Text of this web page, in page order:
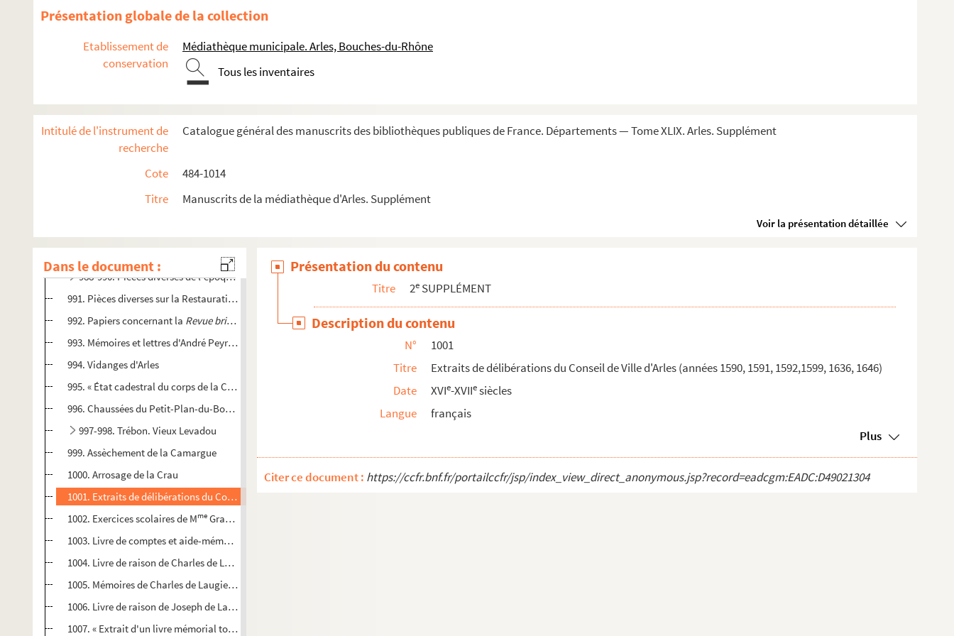
Présentation globale de la collection
Etablissement de
conservation
Médiathèque municipale. Arles, Bouches-du-Rhône
Tous les inventaires
Intitulé de l'instrument de
recherche
Catalogue général des manuscrits des bibliothèques publiques de France. Départements — Tome XLIX. Arles. Supplément
Cote
484-1014
Titre
Manuscrits de la médiathèque d'Arles. Supplément
Voir la présentation détaillée
Dans le document :
975. Inventaire des biens de messire Henri de Biord, chevalier, seigneur comte d'Ornezon, citoyen d'Arles...
977. Registre des pensions de l'hôpital d'Arles. Revenus des biens, immeu bles et cense des grains (1782-...
978. Généalogie des Manville
981. Histoire de l'église d'Arles (IV
982. « Congrégation des hommes de la seconde division », fondée par le Supérieur des Missions de France (...
986-987. Documents concernant le chapitre et la fabrique de Saint-Trophime
988-990. Pièces diverses de l'époque révolutionnaire, à Arles
991. Pièces diverses sur la Restauration à Arles
992. Papiers concernant la Revue britannique
(1838-1839)
993. Mémoires et lettres d'André Peyrusse, secrétaire particulier des généraux en chef Kléber et Menou et...
994. Vidanges d'Arles
995. « État cadestral du corps de la Corrège, de Camargue major, fait en 1778 »
996. Chaussées du Petit-Plan-du-Bourg (1804-1811)
997-998. Trébon. Vieux Levadou
999. Assèchement de la Camargue
1000. Arrosage de la Crau
1001. Extraits de délibérations du Conseil de Ville d'Arles (années 1590, 1591, 1592,1599, 1636, 1646)
1002. Exercices scolaires de Mme Grange, fille du peintre Réattu. Cahiers de poésies, littérature, histoir...
1003. Livre de comptes et aide-mémoire du marquis de Lagoy (1741-1758)
1004. Livre de raison de Charles de Laugier, seigneur de Montblanc (1557-1577)
1005. Mémoires de Charles de Laugier, seigneur de Montblanc (1695-1731)
1006. Livre de raison de Joseph de Laugier, fils de Charles de Laugier (1710-1775)
1007. « Extrait d'un livre mémorial tout usé de feu noble Pierre de Mandon, mon père, par moy, Trophime de...
Présentation du contenu
Titre 2e SUPPLÉMENT
Description du contenu
N°
1001
Titre
Extraits de délibérations du Conseil de Ville d'Arles (années 1590, 1591, 1592,1599, 1636, 1646)
Date
XVIe-XVIIesiècles
Langue
français
Plus
Citer ce document : https://ccfr.bnf.fr/portailccfr/jsp/index_view_direct_anonymous.jsp?record=eadcgm:EADC:D49021304